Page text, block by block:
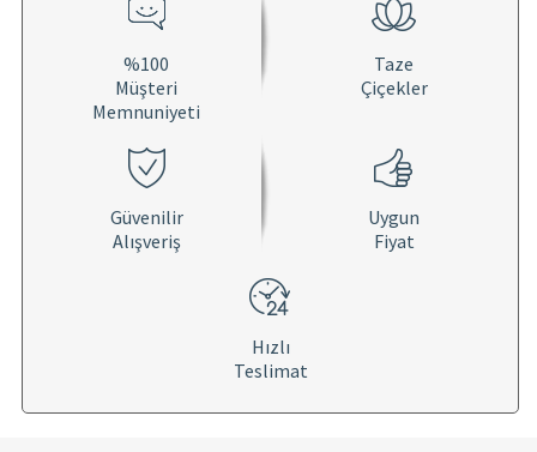
%100
Müşteri
Memnuniyeti
Taze
Çiçekler
Güvenilir
Alışveriş
Uygun
Fiyat
Hızlı
Teslimat